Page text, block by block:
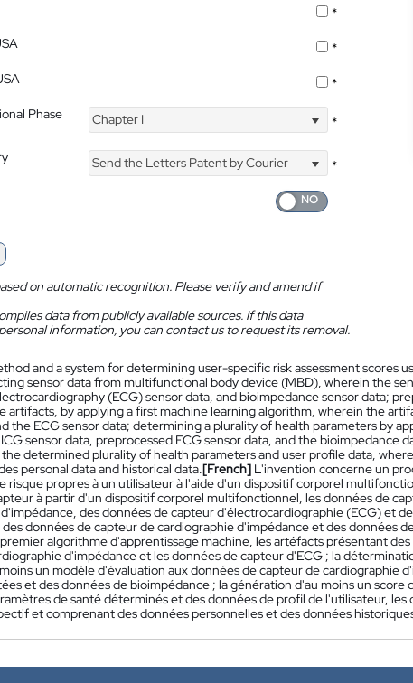
*
*
*
Phase
Chapter I *
Send the Letters Patent by Courier
*
on automatic recognition. Please verify and amend if
data from publicly available sources. If this data
information, you can contact us to request its removal.
and a system for determining user-specific risk assessment scores
sensor data from multifunctional body device (MBD), wherein the
(ECG) sensor data, and bioimpedance sensor data;
artifacts, by applying a first machine learning algorithm, wherein the
the ECG sensor data; determining a plurality of health parameters by
sensor data, preprocessed ECG sensor data, and the bioimpedance
the determined plurality of health parameters and user profile data,
personal data and historical data.[French] L'invention concerne un
risque propres à un utilisateur à l'aide d'un dispositif corporel
à partir d'un dispositif corporel multifonctionnel, les données de
des données de capteur d'électrocardiographie (ECG) et
données de capteur de cardiographie d'impédance et des données
algorithme d'apprentissage machine, les artéfacts présentant
d'impédance et les données de capteur d'ECG ; la
un modèle d'évaluation aux données de capteur de cardiographie
et des données de bioimpédance ; la génération d'au moins un score
de santé déterminés et des données de profil de l'utilisateur,
et comprenant des données personnelles et des données